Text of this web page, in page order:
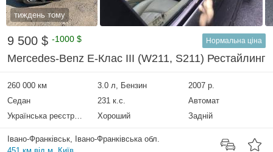
тиждень тому
9 500 $ -1000 $ Нормальна ціна
Mercedes-Benz E-Клас III (W211, S211) Рестайлинг
260 000 км 3.0 л, Бензин
2007 р.
Седан
231 к.с.
Автомат
Українська реєстрація
Хороший Задній
Івано-Франківськ, Івано-Франківська обл.